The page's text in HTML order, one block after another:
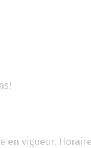
en vigueur.